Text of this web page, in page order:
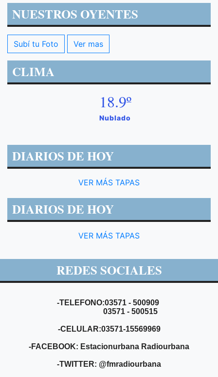
NUESTROS OYENTES
Subí tu Foto Ver mas
CLIMA
18.9º
Nublado
DIARIOS DE HOY
VER MÁS TAPAS
DIARIOS DE HOY
VER MÁS TAPAS
REDES SOCIALES
-TELEFONO:03571 - 500909
03571 - 500515
-CELULAR:03571-15569969
-FACEBOOK: Estacionurbana Radiourbana
-TWITTER: @fmradiourbana